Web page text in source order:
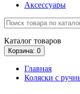
Аксессуары
Каталог товаров
Корзина: 0
Главная
Коляски с